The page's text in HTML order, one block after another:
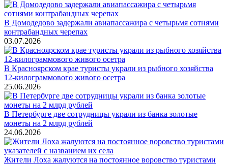
В Домодедово задержали авиапассажира с четырьмя сотнями
контрабандных черепах
03.07.2026
В Красноярском крае туристы украли из рыбного хозяйства
12-килограммового живого осетра
25.06.2026
В Петербурге две сотрудницы украли из банка золотые
монеты на 2 млрд рублей
24.06.2026
Жители Лоха жалуются на постоянное воровство туристами